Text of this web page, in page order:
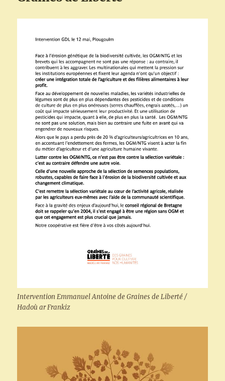
Intervention Emmanuel Antoine de Graines de Liberté /
Hadoù ar Frankiz